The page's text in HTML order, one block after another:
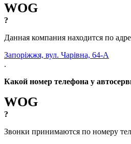
WOG
?
Данная компания находится по
Запоріжжя, вул. Чарівна, 64-А
.
Какой номер телефона у
WOG
?
Звонки принимаются по номеру